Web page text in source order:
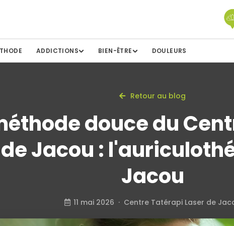
ADDICTIONS BIEN-ÊTRE DOULEURS
Retour au blog
douce du
Jacou :
Jacou
11 mai 2026 · Centre Tatérapi Laser de